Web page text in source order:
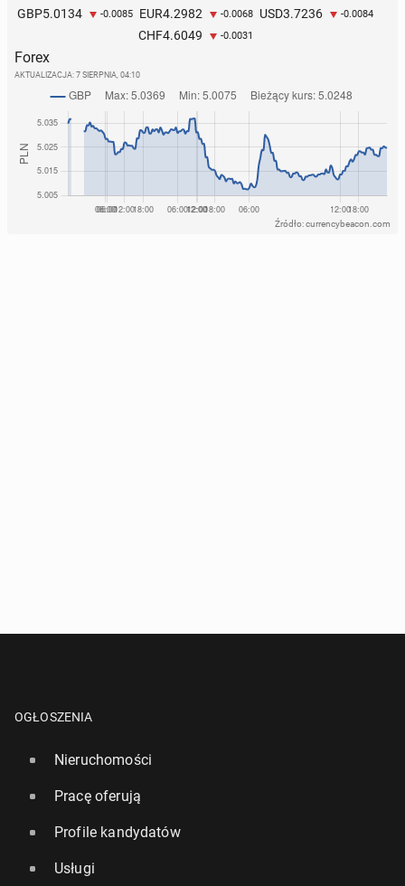
GBP5.0134 -0.0085 EUR4.2982 -0.0068 USD3.7236 -0.0084
CHF4.6049 -0.0031
Forex
AKTUALIZACJA: 7 SIERPNIA, 04:10
Źródło: currencybeacon.com
OGŁOSZENIA
Nieruchomości
Pracę oferują
Profile kandydatów
Usługi